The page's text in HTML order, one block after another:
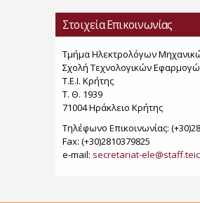
Στοιχεία Επικοινωνίας
Τμήμα Ηλεκτρολόγων
Σχολή Τεχνολογικών
Τ.Ε.Ι. Κρήτης
Τ. Θ. 1939
71004 Ηράκλειο Κρήτης
Τηλέφωνο Επικοινωνίας:
Fax: (+30)2810379825
e-mail: secretariat-